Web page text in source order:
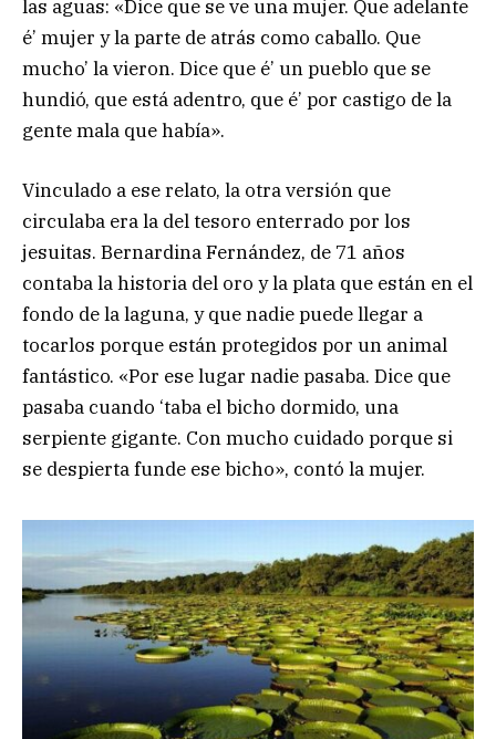
las aguas: «Dice que se ve una mujer. Que adelante
é’ mujer y la parte de atrás como caballo. Que
mucho’ la vieron. Dice que é’ un pueblo que se
hundió, que está adentro, que é’ por castigo de la
gente mala que había».
Vinculado a ese relato, la otra versión que
circulaba era la del tesoro enterrado por los
jesuitas. Bernardina Fernández, de 71 años
contaba la historia del oro y la plata que están en el
fondo de la laguna, y que nadie puede llegar a
tocarlos porque están protegidos por un animal
fantástico. «Por ese lugar nadie pasaba. Dice que
pasaba cuando ‘taba el bicho dormido, una
serpiente gigante. Con mucho cuidado porque si
se despierta funde ese bicho», contó la mujer.